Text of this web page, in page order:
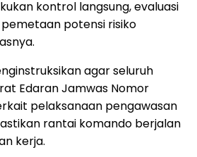
kontrol langsung, evaluasi
potensi risiko
agar seluruh
Edaran Jamwas Nomor
pelaksanaan pengawasan
rantai komando berjalan
kerja.